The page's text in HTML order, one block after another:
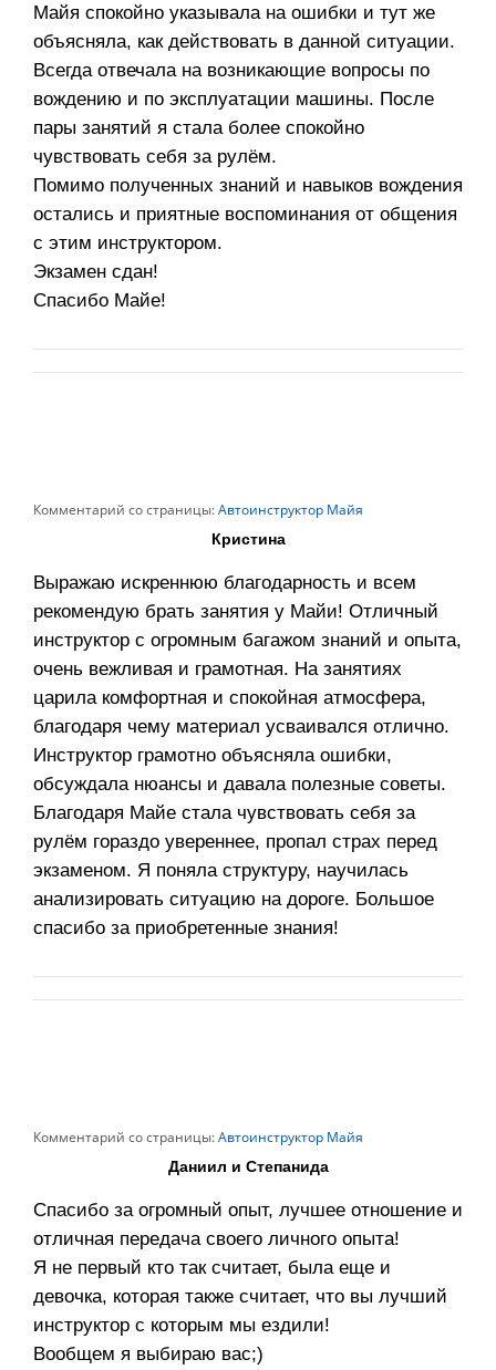
Майя спокойно указывала на ошибки и тут же
объясняла, как действовать в данной ситуации.
Всегда отвечала на возникающие вопросы по
вождению и по эксплуатации машины. После
пары занятий я стала более спокойно
чувствовать себя за рулём.
Помимо полученных знаний и навыков вождения
остались и приятные воспоминания от общения
с этим инструктором.
Экзамен сдан!
Спасибо Майе!
Комментарий со страницы:Автоинструктор Майя
Кристина
Выражаю искреннюю благодарность и всем
рекомендую брать занятия у Майи! Отличный
инструктор с огромным багажом знаний и опыта,
очень вежливая и грамотная. На занятиях
царила комфортная и спокойная атмосфера,
благодаря чему материал усваивался отлично.
Инструктор грамотно объясняла ошибки,
обсуждала нюансы и давала полезные советы.
Благодаря Майе стала чувствовать себя за
рулём гораздо увереннее, пропал страх перед
экзаменом. Я поняла структуру, научилась
анализировать ситуацию на дороге. Большое
спасибо за приобретенные знания!
Комментарий со страницы:Автоинструктор Майя
Даниил и Степанида
Спасибо за огромный опыт, лучшее отношение и
отличная передача своего личного опыта!
Я не первый кто так считает, была еще и
девочка, которая также считает, что вы лучший
инструктор с которым мы ездили!
Вообщем я выбираю вас;)